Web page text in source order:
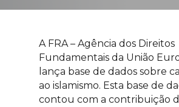
A FRA – Agência dos Direitos
Fundamentais da União
lança base de dados sobre
ao islamismo. Esta base de
contou com a contribuição